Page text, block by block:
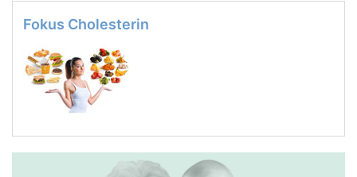
Fokus Cholesterin